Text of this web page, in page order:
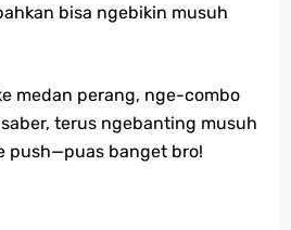
bisa ngebikin musuh
medan perang, nge-combo
terus ngebanting musuh
push—puas banget bro!